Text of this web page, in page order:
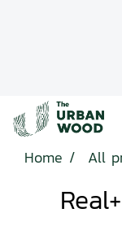
Home All